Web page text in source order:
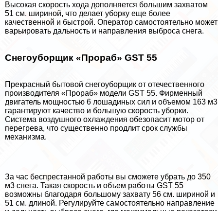
Высокая скорость хода дополняется большим захватом
51 см. шириной, что делает уборку еще более
качественной и быстрой. Оператор самостоятельно может
варьировать дальность и направления выброса снега.
Снегоуборщик «Прораб» GST 55
Прекрасный бытовой снегоуборщик от отечественного
производителя «Прораб» модели GST 55. Фирменный
двигатель мощностью 6 лошадиных сил и объемом 163 м3
гарантируют качество и большую скорость уборки.
Система воздушного охлаждения обезопасит мотор от
перегрева, что существенно продлит срок службы
механизма.
За час беспрестанной работы вы сможете убрать до 350
м3 снега. Такая скорость и объем работы GST 55
возможны благодаря большому захвату 56 см. шириной и
51 см. длиной. Регулируйте самостоятельно направление